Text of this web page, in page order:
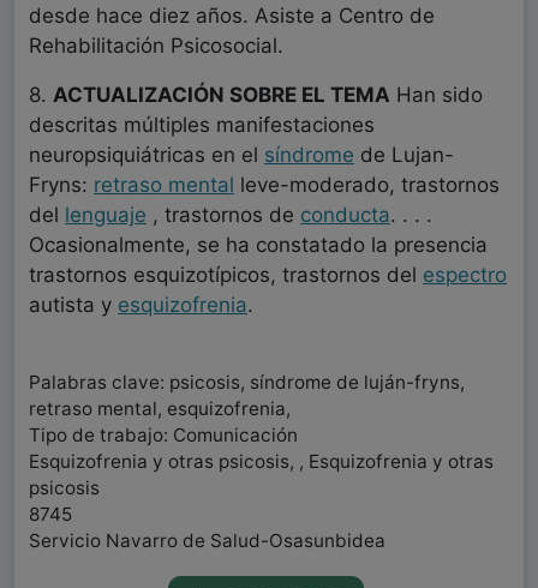
desde hace diez años. Asiste a Centro de
Rehabilitación Psicosocial.
8. ACTUALIZACIÓN SOBRE EL TEMA Han sido
descritas múltiples manifestaciones
neuropsiquiátricas en el síndrome de Lujan-
Fryns: retraso mental leve-moderado, trastornos
del lenguaje , trastornos de conducta. . . .
Ocasionalmente, se ha constatado la presencia
trastornos esquizotípicos, trastornos del espectro
autista y esquizofrenia.
Palabras clave: psicosis, síndrome de luján-fryns,
retraso mental, esquizofrenia,
Tipo de trabajo: Comunicación
Esquizofrenia y otras psicosis, , Esquizofrenia y otras
psicosis
8745
Servicio Navarro de Salud-Osasunbidea